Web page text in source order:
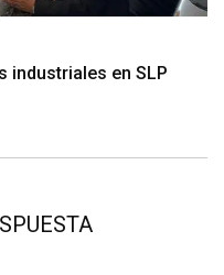
industriales en SLP